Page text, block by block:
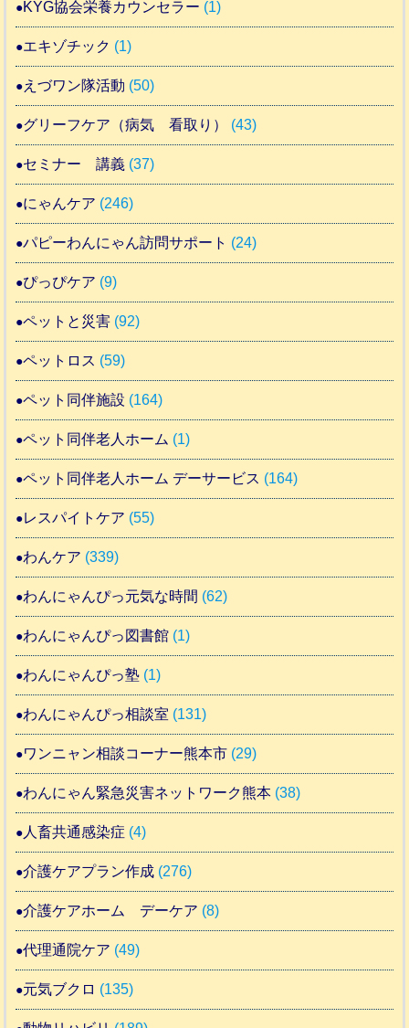
KYG協会栄養カウンセラー (1)
エキゾチック (1)
えづワン隊活動 (50)
グリーフケア（病気 看取り） (43)
セミナー 講義 (37)
にゃんケア (246)
パピーわんにゃん訪問サポート (24)
ぴっぴケア (9)
ペットと災害 (92)
ペットロス (59)
ペット同伴施設 (164)
ペット同伴老人ホーム (1)
ペット同伴老人ホーム デーサービス (164)
レスパイトケア (55)
わんケア (339)
わんにゃんぴっ元気な時間 (62)
わんにゃんぴっ図書館 (1)
わんにゃんぴっ塾 (1)
わんにゃんぴっ相談室 (131)
ワンニャン相談コーナー熊本市 (29)
わんにゃん緊急災害ネットワーク熊本 (38)
人畜共通感染症 (4)
介護ケアプラン作成 (276)
介護ケアホーム デーケア (8)
代理通院ケア (49)
元気ブクロ (135)